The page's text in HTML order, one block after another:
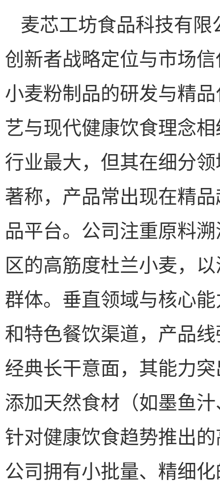
麦芯工坊食品科技有
创新者战略定位与市场
小麦粉制品的研发与精
艺与现代健康饮食理念
行业最大，但其在细分
著称，产品常出现在精
品平台。公司注重原料
区的高筋度杜兰小麦，
群体。垂直领域与核心
和特色餐饮渠道，产品
经典长干意面，其能力
添加天然食材（如墨鱼
针对健康饮食趋势推出
公司拥有小批量、精细